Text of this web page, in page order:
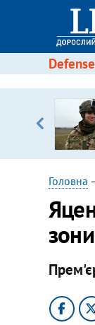
Головна
зони